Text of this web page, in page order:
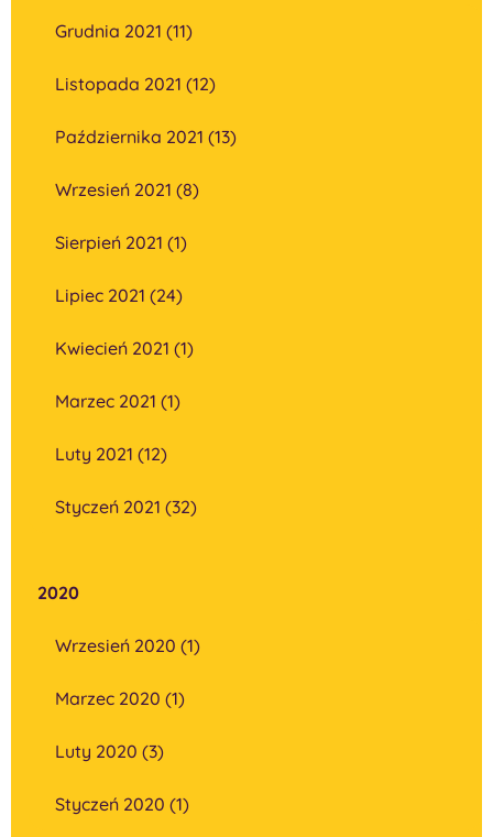
Grudnia 2021 (11)
Listopada 2021 (12)
Października 2021 (13)
Wrzesień 2021 (8)
Sierpień 2021 (1)
Lipiec 2021 (24)
Kwiecień 2021 (1)
Marzec 2021 (1)
Luty 2021 (12)
Styczeń 2021 (32)
2020
Wrzesień 2020 (1)
Marzec 2020 (1)
Luty 2020 (3)
Styczeń 2020 (1)